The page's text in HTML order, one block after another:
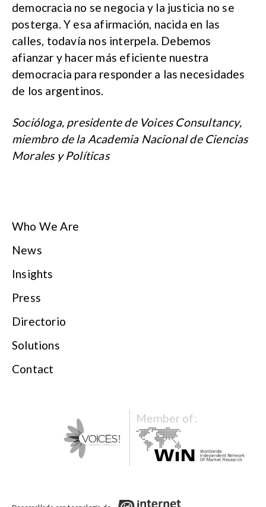
democracia no se negocia y la justicia no se
posterga. Y esa afirmación, nacida en las
calles, todavía nos interpela. Debemos
afianzar y hacer más eficiente nuestra
democracia para responder a las necesidades
de los argentinos.
Socióloga, presidente de Voices Consultancy,
miembro de la Academia Nacional de Ciencias
Morales y Políticas
Who We Are
News
Insights
Press
Directorio
Solutions
Contact
Member of: